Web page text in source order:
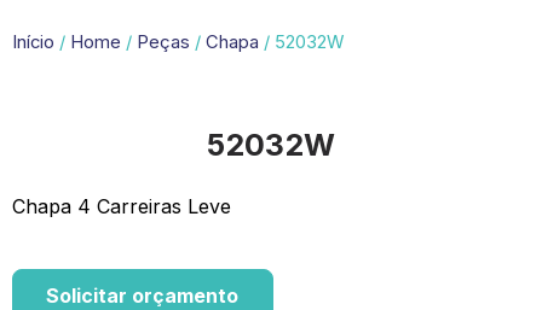
Início / Home / Peças / Chapa / 52032W
52032W
Chapa 4 Carreiras Leve
Solicitar orçamento